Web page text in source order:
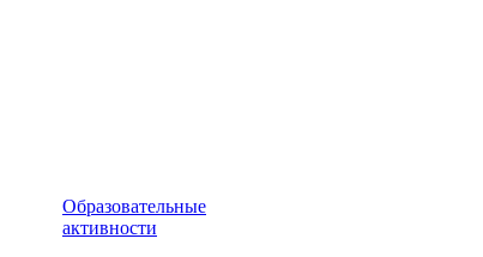
Образовательные
активности